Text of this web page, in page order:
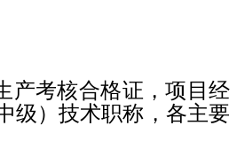
产考核合格证，项目经
级）技术职称，各主要